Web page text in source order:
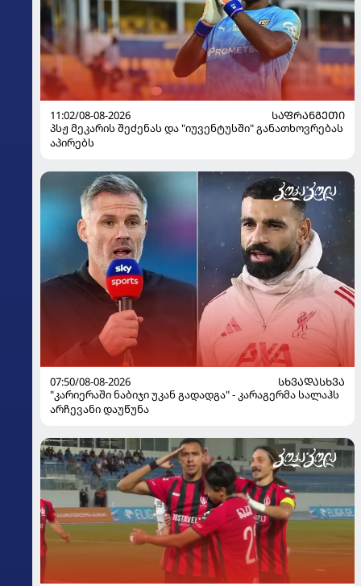
11:02/08-08-2026
ᲡᲐᲤᲠᲐᲜᲒᲔᲗᲘ
პსჟ მეკარის შეძენას და "იუვენტუსში" განათხოვრებას
აპირებს
07:50/08-08-2026
ᲡᲮᲕᲐᲓᲐᲡᲮᲕᲐ
"კარიერაში ნაბიჯი უკან გადადგა" - კარაგერმა სალაჰს
არჩევანი დაუწუნა